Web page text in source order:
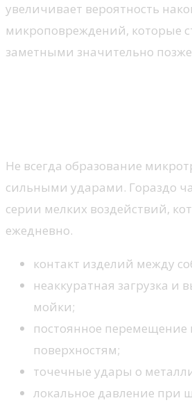
увеличивает вероятность
микроповреждений, которые
заметными значительно
Не всегда образование
сильными ударами. Гораздо
серии мелких воздействий,
ежедневно.
контакт изделий между
неаккуратная загрузка и
мойки;
постоянное
поверхностям;
точечные удары о
локальное давление при